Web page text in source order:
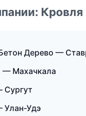
Кровля
Дерево —
— Махачкала
Сургут
Улан-Удэ